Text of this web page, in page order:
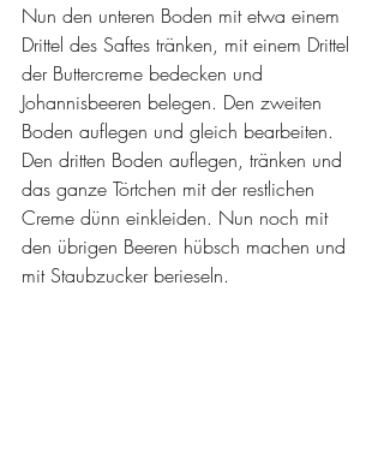
Nun den unteren Boden mit etwa einem
Drittel des Saftes tränken, mit einem Drittel
der Buttercreme bedecken und
Johannisbeeren belegen. Den zweiten
Boden auflegen und gleich bearbeiten.
Den dritten Boden auflegen, tränken und
das ganze Törtchen mit der restlichen
Creme dünn einkleiden. Nun noch mit
den übrigen Beeren hübsch machen und
mit Staubzucker berieseln.